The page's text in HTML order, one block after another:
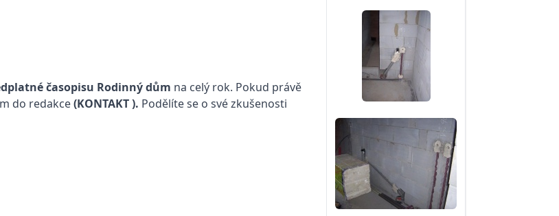
časopisu Rodinný dům na celý rok. Pokud právě
do redakce(KONTAKT). Podělíte se o své zkušenosti